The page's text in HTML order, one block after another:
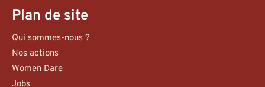
Plan de site
Qui sommes-nous ?
Nos actions
Women Dare
Jobs